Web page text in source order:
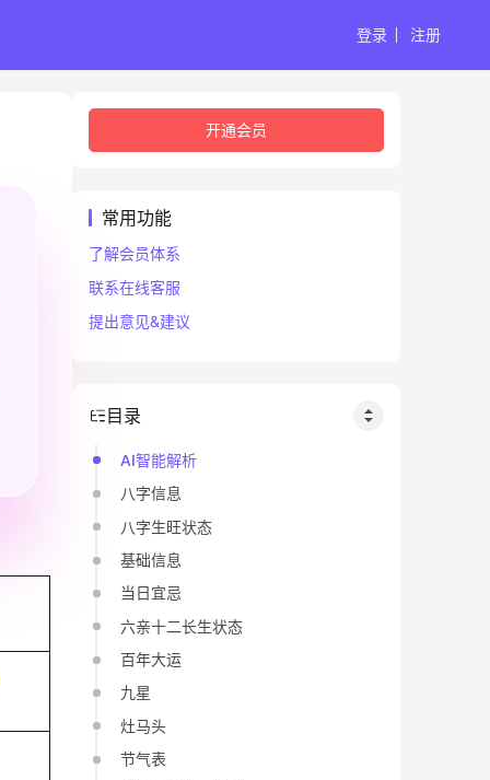
登录 注册
开通会员
常用功能
了解会员体系
联系在线客服
提出意见&建议
目录
AI智能解析
八字信息
八字生旺状态
基础信息
当日宜忌
六亲十二长生状态
百年大运
九星
灶马头
节气表